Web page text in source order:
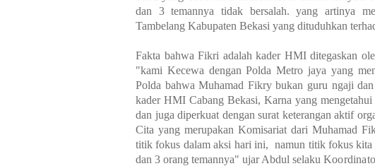
dan 3 temannya tidak bersalah. yang artinya
Tambelang Kabupaten Bekasi yang dituduhkan
Fakta bahwa Fikri adalah kader HMI ditegaskan
"kami Kecewa dengan Polda Metro jaya yang
Polda bahwa Muhamad Fikry bukan guru ngaji
kader HMI Cabang Bekasi, Karna yang
dan juga diperkuat dengan surat keterangan aktif
Cita yang merupakan Komisariat dari Muhamad
titik fokus dalam aksi hari ini, namun titik fokus
dan 3 orang temannya" ujar Abdul selaku